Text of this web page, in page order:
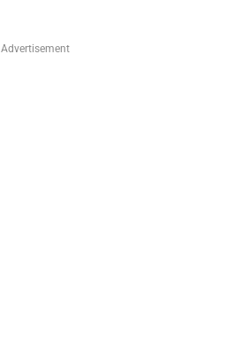
Advertisement